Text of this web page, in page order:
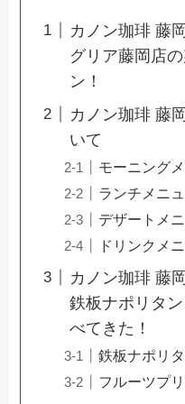
カノン珈琲 藤
グリア藤岡店
ン！
カノン珈琲 藤
いて
モーニング
ランチメニ
デザートメ
ドリンクメ
カノン珈琲 藤
鉄板ナポリタ
べてきた！
鉄板ナポリ
フルーツプ